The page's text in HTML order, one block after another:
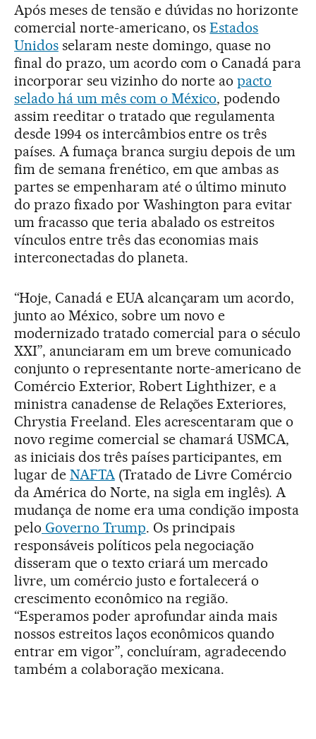
Após meses de tensão e dúvidas no horizonte
comercial norte-americano, osEstados
Unidosselaram neste domingo, quase no
final do prazo, um acordo com o Canadá para
incorporar seu vizinho do norte aopacto
selado há um mês com o México, podendo
assim reeditar o tratado que regulamenta
desde 1994 os intercâmbios entre os três
países. A fumaça branca surgiu depois de um
fim de semana frenético, em que ambas as
partes se empenharam até o último minuto
do prazo fixado por Washington para evitar
um fracasso que teria abalado os estreitos
vínculos entre três das economias mais
interconectadas do planeta.
“Hoje, Canadá e EUA alcançaram um acordo,
junto ao México, sobre um novo e
modernizado tratado comercial para o século
XXI”, anunciaram em um breve comunicado
conjunto o representante norte-americano de
Comércio Exterior, Robert Lighthizer, e a
ministra canadense de Relações Exteriores,
Chrystia Freeland. Eles acrescentaram que o
novo regime comercial se chamará USMCA,
as iniciais dos três países participantes, em
lugar de NAFTA(Tratado de Livre Comércio
da América do Norte, na sigla em inglês). A
mudança de nome era uma condição imposta
pelo Governo Trump. Os principais
responsáveis políticos pela negociação
disseram que o texto criará um mercado
livre, um comércio justo e fortalecerá o
crescimento econômico na região.
“Esperamos poder aprofundar ainda mais
nossos estreitos laços econômicos quando
entrar em vigor”, concluíram, agradecendo
também a colaboração mexicana.